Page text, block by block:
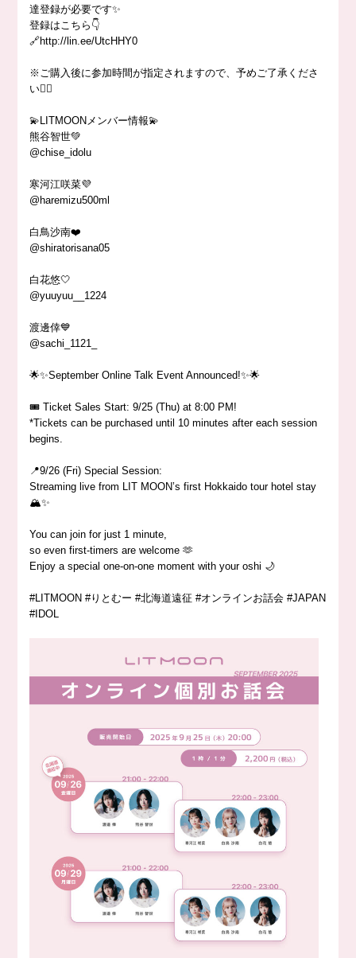
達登録が必要です✨
登録はこちら👇
🔗http://lin.ee/UtcHHY0
※ご購入後に参加時間が指定されますので、予めご了承くださ
い🙇‍♀️
💫LITMOONメンバー情報💫
熊谷智世💚
@chise_idolu
寒河江咲菜💜
@haremizu500ml
白鳥沙南❤️
@shiratorisana05
白花悠🤍
@yuuyuu__1224
渡邊倖💙
@sachi_1121_
🌟✨September Online Talk Event Announced!✨🌟
🎟 Ticket Sales Start: 9/25 (Thu) at 8:00 PM!
*Tickets can be purchased until 10 minutes after each session
begins.
📍9/26 (Fri) Special Session:
Streaming live from LIT MOON’s first Hokkaido tour hotel stay
🏔️✨
You can join for just 1 minute,
so even first-timers are welcome 🫶
Enjoy a special one-on-one moment with your oshi 🌙
#LITMOON #りとむー #北海道遠征 #オンラインお話会 #JAPAN
#IDOL